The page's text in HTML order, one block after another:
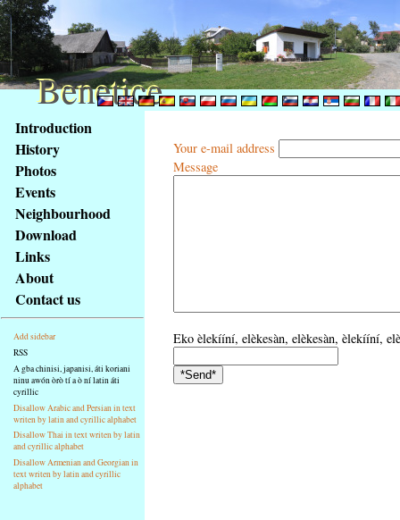
obsah
stránky
Klávesové
zkratky
tomto
webu
základní
Hlavní
strana
Introduction
History
Photos
Events
Neighbourhood
Download
Links
About
Contact us
Add sidebar
RSS
A gba chinisi, japanisi, áti koriani
ninu awón òrò tí a ò ní latin áti
cyrillic
Disallow Arabic and Persian in text
writen by latin and cyrillic alphabet
Disallow Thai in text writen by latin
and cyrillic alphabet
Disallow Armenian and Georgian in
text writen by latin and cyrillic
alphabet
Your e-mail address
Message
Eko èlekííní, elèkesàn, elèkesàn, èlekííní,
Benetice
Benetice